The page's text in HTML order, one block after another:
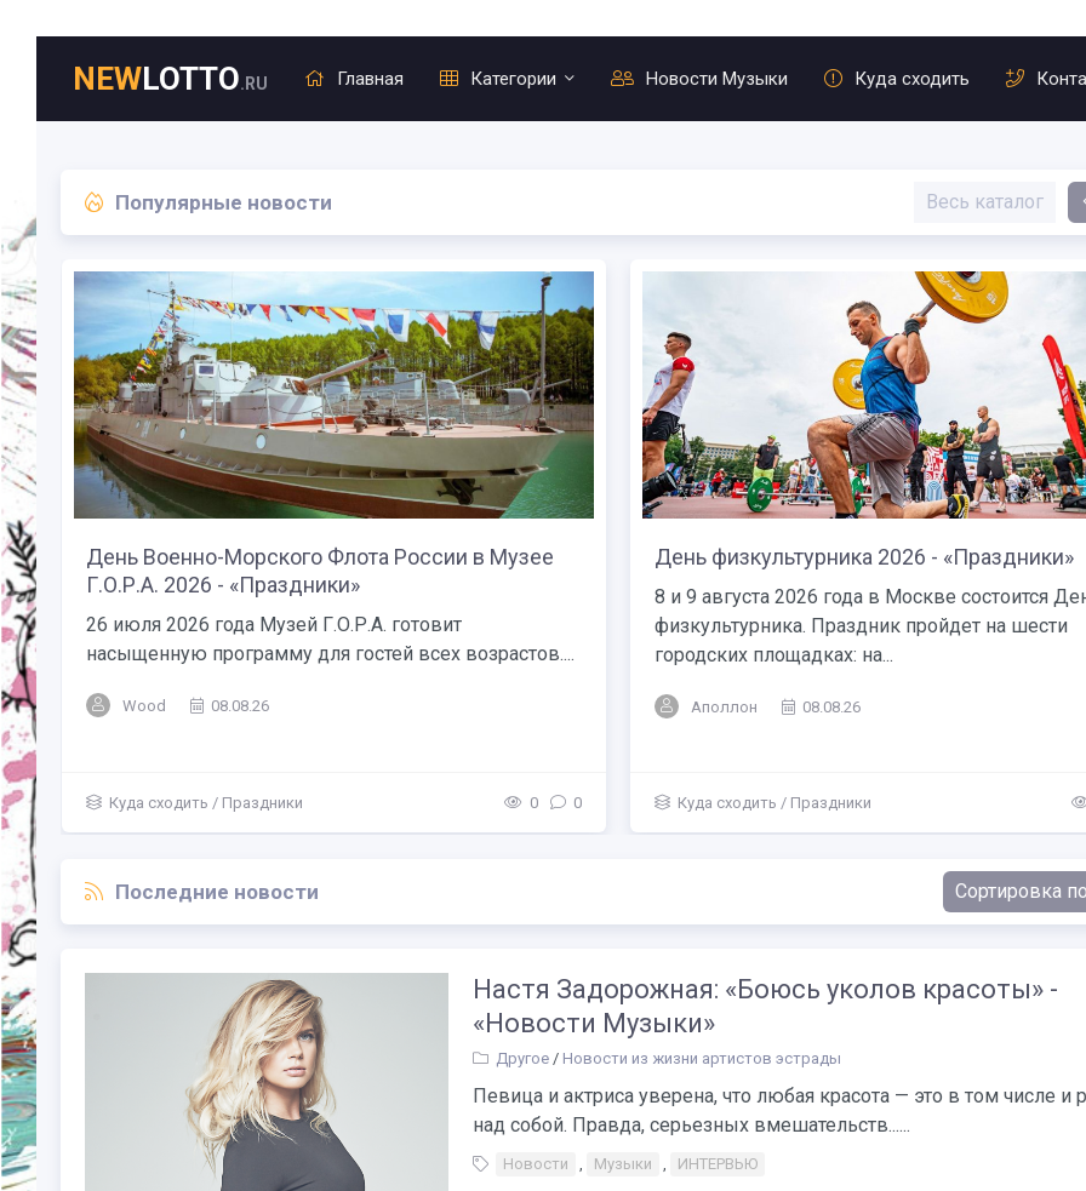
NEWLOTTO.RU Главная Категории Новости Музыки Куда сходить
Популярные новости Весь каталог
День Военно-Морского Флота России в Музее
Г.О.Р.А. 2026 - «Праздники»
26 июля 2026 года Музей Г.О.Р.А. готовит
насыщенную программу для гостей всех возрастов....
Wood 08.08.26
Куда сходить / Праздники 0 0
День физкультурника 2026 - «Праздники»
8 и 9 августа 2026 года в Москве состоится
физкультурника. Праздник пройдет на шести
городских площадках: на...
Аполлон 08.08.26
Куда сходить / Праздники
Последние новости
Настя Задорожная: «Боюсь уколов красоты» -
«Новости Музыки»
Другое / Новости из жизни артистов эстрады
Певица и актриса уверена, что любая красота — это в том числе и
над собой. Правда, серьезных вмешательств......
Новости , Музыки , ИНТЕРВЬЮ